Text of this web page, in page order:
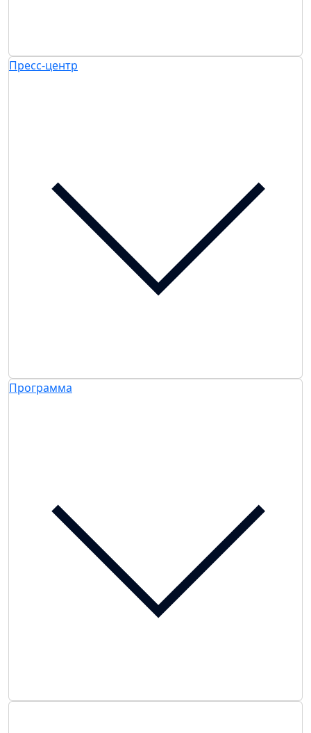
Пресс-центр
Программа